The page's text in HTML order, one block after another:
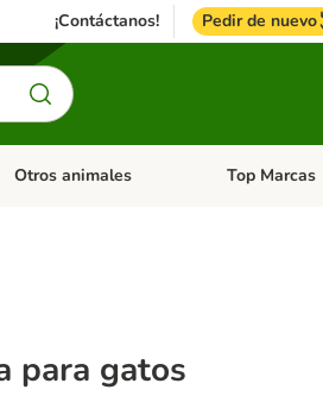
¡Contáctanos! Pedir de nuevo
Roedores y +
Menú de categoria abierto: Pájaros
Otros animales Menú de
Top Marcas
para gatos